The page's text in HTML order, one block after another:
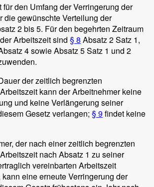
für den Umfang der Verringerung der
die gewünschte Verteilung der
2 bis 5. Für den begehrten Zeitraum
Arbeitszeit sind § 8 Absatz 2 Satz 1,
4 sowie Absatz 5 Satz 1 und 2
der zeitlich begrenzten
kann der Arbeitnehmer keine
und keine Verlängerung seiner
Gesetz verlangen; § 9findet keine
der nach einer zeitlich begrenzten
nach Absatz 1 zu seiner
vereinbarten Arbeitszeit
eine erneute Verringerung der